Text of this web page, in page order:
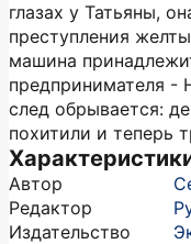
глазах у Татьяны,
преступления
машина
предпринимателя -
след обрывается:
похитили и теперь
Автор
Редактор
Издательство